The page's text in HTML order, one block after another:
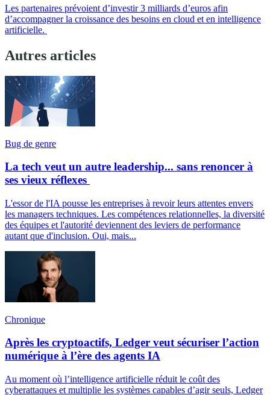
Les partenaires prévoient d’investir 3 milliards d’euros afin
d’accompagner la croissance des besoins en cloud et en intelligence
artificielle.
Autres articles
Bug de genre
La tech veut un autre leadership... sans renoncer à
ses vieux réflexes
L'essor de l'IA pousse les entreprises à revoir leurs attentes envers
les managers techniques. Les compétences relationnelles, la diversité
des équipes et l'autorité deviennent des leviers de performance
autant que d'inclusion. Oui, mais...
Chronique
Après les cryptoactifs, Ledger veut sécuriser l’action
numérique à l’ère des agents IA
Au moment où l’intelligence artificielle réduit le coût des
cyberattaques et multiplie les systèmes capables d’agir seuls, Ledger